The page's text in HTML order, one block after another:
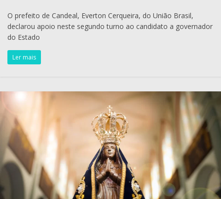
O prefeito de Candeal, Everton Cerqueira, do União Brasil,
declarou apoio neste segundo turno ao candidato a governador
do Estado
Ler mais